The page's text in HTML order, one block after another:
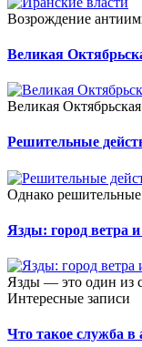
Возрождение
Великая
Великая
Решительные
Однако
Язды: город ветра
Язды — это один из
Интересные записи
Что такое служба в